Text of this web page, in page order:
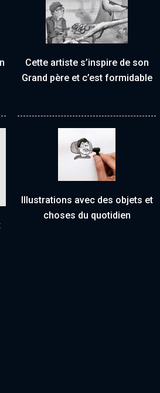
Cette artiste s’inspire de son
Grand père et c’est formidable
Illustrations avec des objets et
choses du quotidien